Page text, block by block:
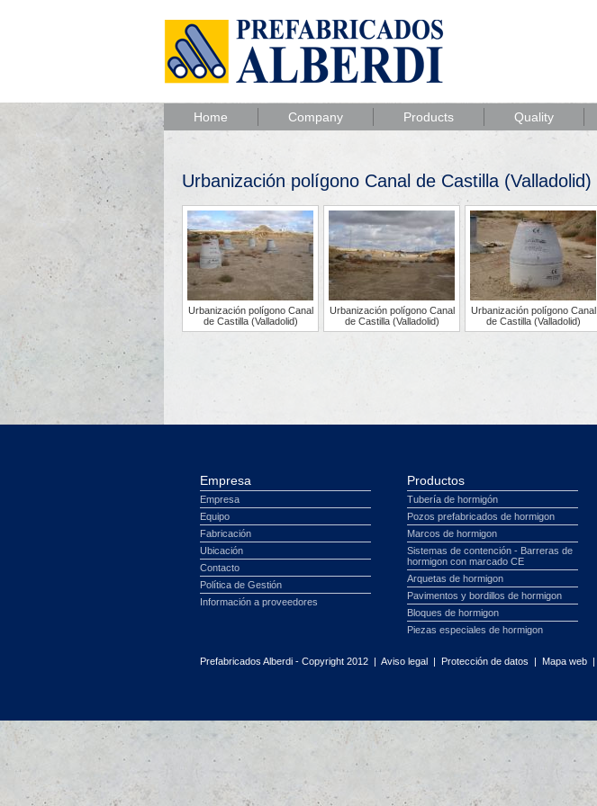
Home Company Products Quality
Urbanización polígono Canal de Castilla (Valladolid)
Urbanización polígono Canal
de Castilla (Valladolid)
Urbanización polígono Canal
de Castilla (Valladolid)
Urbanización polígono Canal
de Castilla (Valladolid)
Empresa
Empresa
Equipo
Fabricación
Ubicación
Contacto
Política de Gestión
Información a proveedores
Productos
Tubería de hormigón
Pozos prefabricados de hormigon
Marcos de hormigon
Sistemas de contención - Barreras de
hormigon con marcado CE
Arquetas de hormigon
Pavimentos y bordillos de hormigon
Bloques de hormigon
Piezas especiales de hormigon
Prefabricados Alberdi - Copyright 2012 | Aviso legal | Protección de datos | Mapa web |